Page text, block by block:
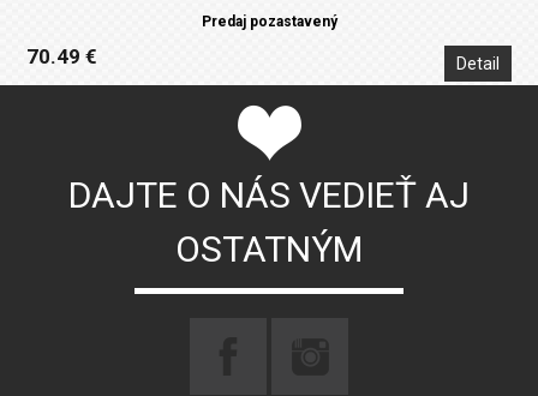
Predaj pozastavený
70.49 € Detail
DAJTE O NÁS VEDIEŤ AJ
OSTATNÝM